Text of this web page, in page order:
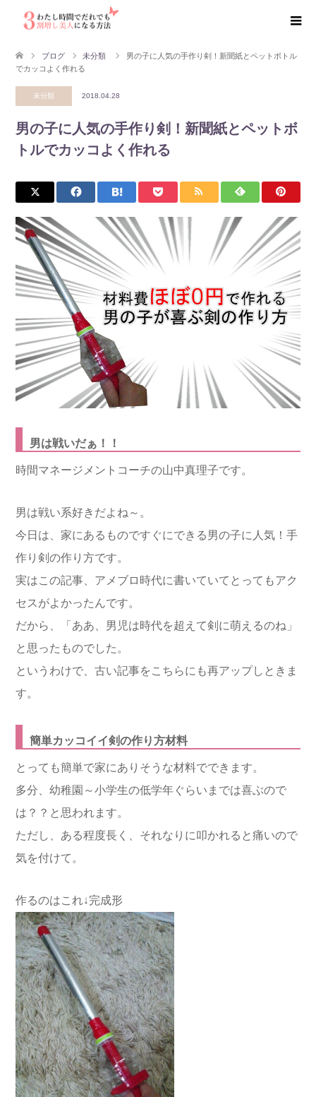
ブログ 未分類
男の子に人気の手作り剣！新聞紙とペットボトル
でカッコよく作れる
未分類 2018.04.28
男の子に人気の手作り剣！新聞紙とペットボ
トルでカッコよく作れる
男は戦いだぁ！！
時間マネージメントコーチの山中真理子です。
男は戦い系好きだよね～。
今日は、家にあるものですぐにできる男の子に人気！手
作り剣の作り方です。
実はこの記事、アメブロ時代に書いていてとってもアク
セスがよかったんです。
だから、「ああ、男児は時代を超えて剣に萌えるのね」
と思ったものでした。
というわけで、古い記事をこちらにも再アップしときま
す。
簡単カッコイイ剣の作り方材料
とっても簡単で家にありそうな材料でできます。
多分、幼稚園～小学生の低学年ぐらいまでは喜ぶので
は？？と思われます。
ただし、ある程度長く、それなりに叩かれると痛いので
気を付けて。
作るのはこれ↓完成形